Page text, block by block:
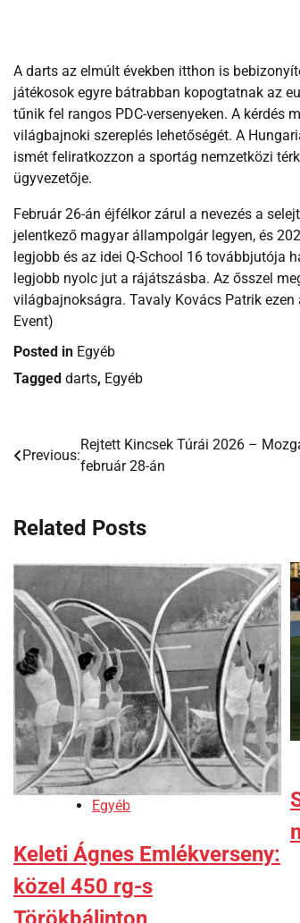
A darts az elmúlt években itthon is
játékosok egyre bátrabban kopogtatnak az
tűnik fel rangos PDC-versenyeken. A kérdés
világbajnoki szereplés lehetőségét. A
ismét feliratkozzon a sportág nemzetközi
ügyvezetője.
Február 26-án éjfélkor zárul a nevezés a
jelentkező magyar állampolgár legyen, és
legjobb és az idei Q-School 16 továbbjutója
legjobb nyolc jut a rájátszásba. Az ősszel
világbajnokságra. Tavaly Kovács Patrik
Event)
Posted in Egyéb
Tagged darts, Egyéb
Bejegyzés
Previous:
Rejtett Kincsek Túrái 2026 –
február 28-án
Related Posts
Egyéb
Keleti Ágnes Emlékverseny:
közel 450 rg-s